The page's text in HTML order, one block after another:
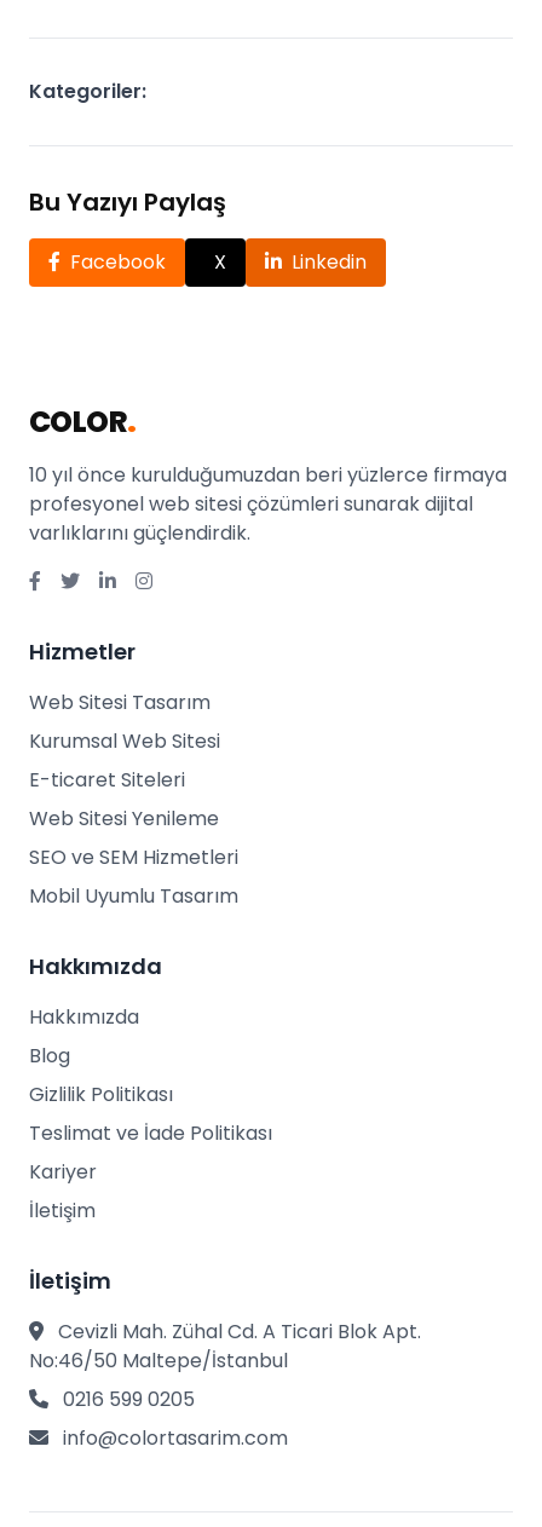
Kategoriler:
Bu Yazıyı Paylaş
Facebook X Linkedin
COLOR.
10 yıl önce kurulduğumuzdan beri yüzlerce firmaya
profesyonel web sitesi çözümleri sunarak dijital
varlıklarını güçlendirdik.
Hizmetler
Web Sitesi Tasarım
Kurumsal Web Sitesi
E-ticaret Siteleri
Web Sitesi Yenileme
SEO ve SEM Hizmetleri
Mobil Uyumlu Tasarım
Hakkımızda
Hakkımızda
Blog
Gizlilik Politikası
Teslimat ve İade Politikası
Kariyer
İletişim
İletişim
Cevizli Mah. Zühal Cd. A Ticari Blok Apt.
No:46/50 Maltepe/İstanbul
0216 599 0205
info@colortasarim.com